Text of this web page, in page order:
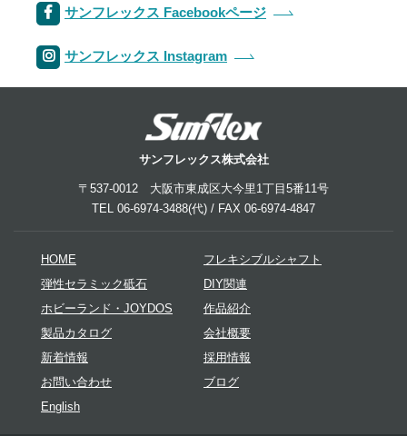
サンフレックス Facebookページ
サンフレックス Instagram
サンフレックス株式会社
〒537-0012 大阪市東成区大今里1丁目5番11号
TEL 06-6974-3488(代) / FAX 06-6974-4847
HOME
フレキシブルシャフト
弾性セラミック砥石
DIY関連
ホビーランド・JOYDOS
作品紹介
製品カタログ
会社概要
新着情報
採用情報
お問い合わせ
ブログ
English